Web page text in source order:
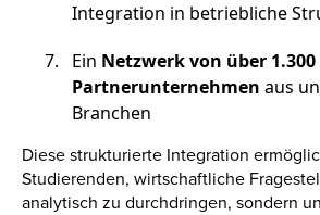
Integration in betriebliche
Ein Netzwerk von über 1.300
Partnerunternehmen aus
Branchen
Diese strukturierte Integration
Studierenden, wirtschaftliche
analytisch zu durchdringen, sondern